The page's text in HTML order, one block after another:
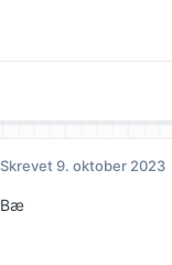
Skrevet9. oktober 2023
Bæ